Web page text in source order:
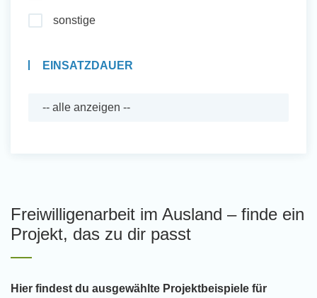
sonstige
EINSATZDAUER
Freiwilligenarbeit im Ausland – finde ein
Projekt, das zu dir passt
Hier findest du ausgewählte Projektbeispiele für